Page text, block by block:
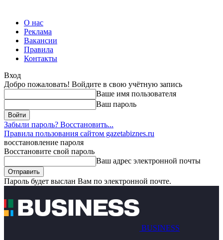
О нас
Реклама
Вакансии
Правила
Контакты
Вход
Добро пожаловать! Войдите в свою учётную запись
Ваше имя пользователя
Ваш пароль
Забыли пароль? Восстановить...
Правила пользования сайтом gazetabiznes.ru
восстановление пароля
Восстановите свой пароль
Ваш адрес электронной почты
Пароль будет выслан Вам по электронной почте.
BUSINESS